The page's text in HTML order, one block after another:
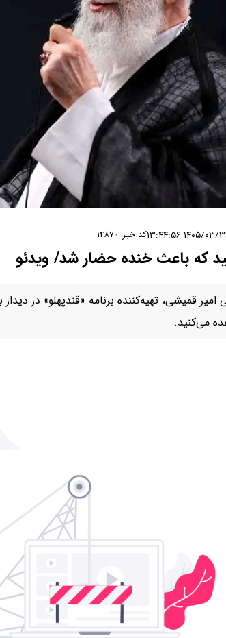
۰۳/۳۱ ۱۳:۴۴:۵۶ کد خبر: ۱۴۸۷۰
که باعث خنده حضار شد/ ویدئو
امیر قمیشی، تهیه‌کننده برنامه «قندپهلو» در
می‌کنید.